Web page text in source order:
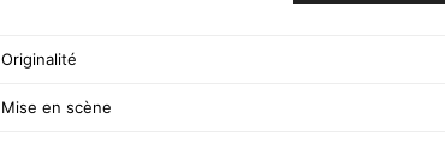
Originalité
Mise en scène